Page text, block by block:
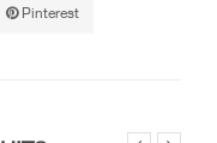
Pinterest